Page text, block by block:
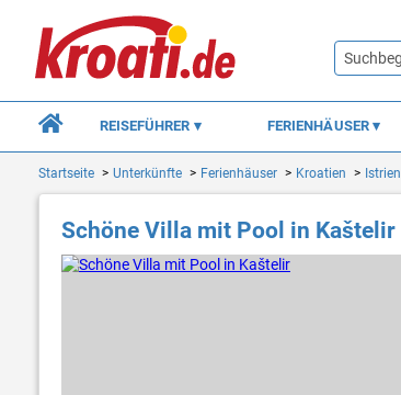
REISEFÜHRER FERIENHÄUSER
Startseite Unterkünfte Ferienhäuser Kroatien Istrien
Schöne Villa mit Pool in Kaštelir